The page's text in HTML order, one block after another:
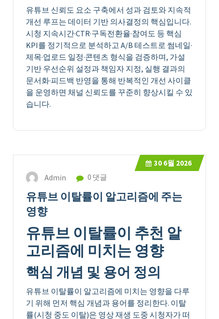
유튜브 신뢰도 요소 구축에서 성과 검토와 지속적
개선 루프는 데이터 기반 의사결정의 핵심입니다.
시청 지속시간·CTR·구독전환율·참여도 등 핵심
KPI를 정기적으로 분석하고 A/B 테스트로 썸네일·
제목·업로드 일정·콘텐츠 형식을 검증하며, 가설
기반 우선순위 설정과 책임자 지정, 실행 결과의
문서화·피드백 반영을 통해 반복적인 개선 사이클
을 운영하면 채널 신뢰도를 꾸준히 향상시킬 수 있
습니다.
30 6월 2026
Admin 0 댓글
유튜브 이탈률이 알고리즘에 주는
영향
유튜브 이탈률이 추천 알
고리즘에 미치는 영향
핵심 개념 및 용어 정의
유튜브 이탈률이 알고리즘에 미치는 영향을 다루
기 위해 먼저 핵심 개념과 용어를 정리한다. 이탈
률(시청 중도 이탈)은 영상 재생 도중 시청자가 떠